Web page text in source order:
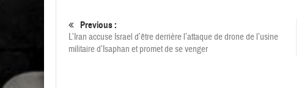
Previous :
L’Iran accuse Israel d’être derrière l’attaque de drone de l’usine
militaire d’Isaphan et promet de se venger